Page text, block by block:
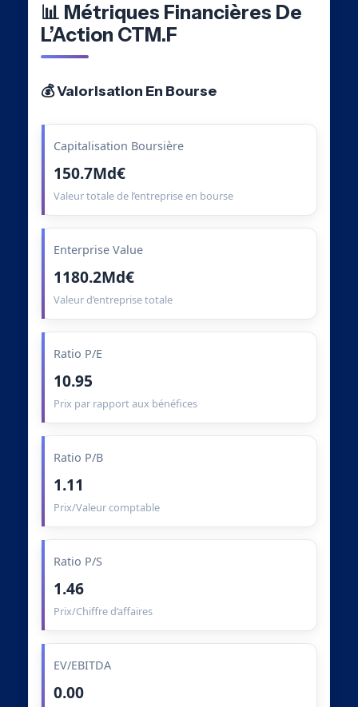
📊 Métriques Financières De
L’Action CTM.F
💰 Valorisation En Bourse
Capitalisation Boursière
150.7Md€
Valeur totale de l’entreprise en bourse
Enterprise Value
1180.2Md€
Valeur d’entreprise totale
Ratio P/E
10.95
Prix par rapport aux bénéfices
Ratio P/B
1.11
Prix/Valeur comptable
Ratio P/S
1.46
Prix/Chiffre d’affaires
EV/EBITDA
0.00